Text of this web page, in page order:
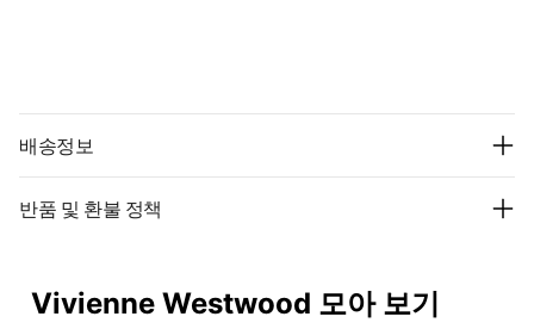
배송정보
반품 및 환불 정책
Vivienne Westwood 모아 보기